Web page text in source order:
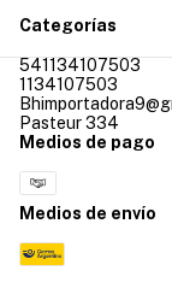
Categorías
541134107503
1134107503
Pasteur 334
Medios de pago
Medios de envío